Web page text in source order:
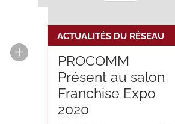
ACTUALITÉS DU RÉSEAU
PROCOMM
Présent au salon
Franchise Expo
2020